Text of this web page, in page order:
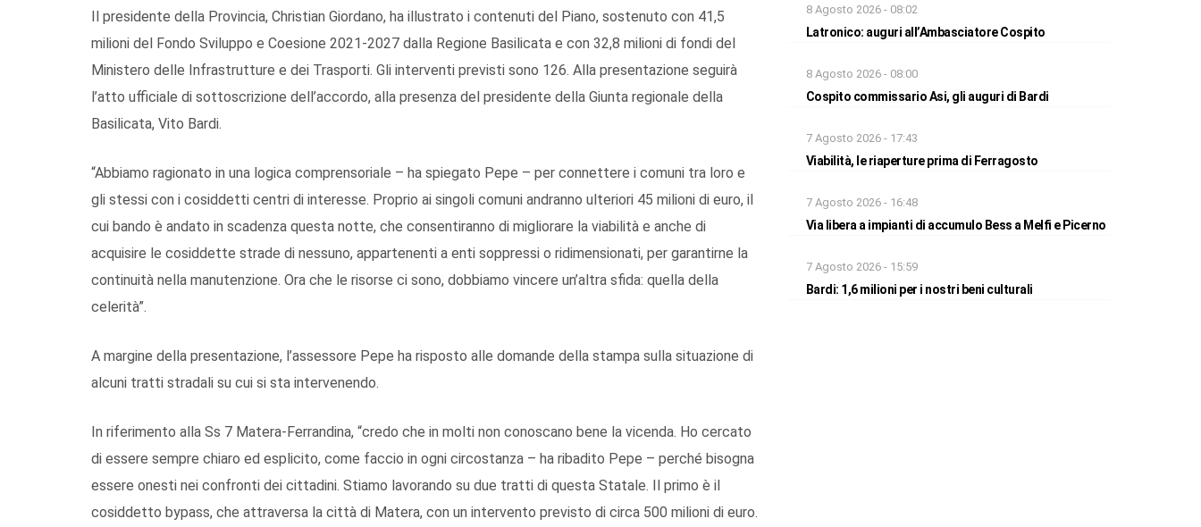
Il presidente della Provincia, Christian Giordano, ha illustrato i contenuti del Piano, sostenuto con 41,5
milioni del Fondo Sviluppo e Coesione 2021-2027 dalla Regione Basilicata e con 32,8 milioni di fondi del
Ministero delle Infrastrutture e dei Trasporti. Gli interventi previsti sono 126. Alla presentazione seguirà
l’atto ufficiale di sottoscrizione dell’accordo, alla presenza del presidente della Giunta regionale della
Basilicata, Vito Bardi.
“Abbiamo ragionato in una logica comprensoriale – ha spiegato Pepe – per connettere i comuni tra loro e
gli stessi con i cosiddetti centri di interesse. Proprio ai singoli comuni andranno ulteriori 45 milioni di euro, il
cui bando è andato in scadenza questa notte, che consentiranno di migliorare la viabilità e anche di
acquisire le cosiddette strade di nessuno, appartenenti a enti soppressi o ridimensionati, per garantirne la
continuità nella manutenzione. Ora che le risorse ci sono, dobbiamo vincere un’altra sfida: quella della
celerità”.
A margine della presentazione, l’assessore Pepe ha risposto alle domande della stampa sulla situazione di
alcuni tratti stradali su cui si sta intervenendo.
In riferimento alla Ss 7 Matera-Ferrandina, “credo che in molti non conoscano bene la vicenda. Ho cercato
di essere sempre chiaro ed esplicito, come faccio in ogni circostanza – ha ribadito Pepe – perché bisogna
essere onesti nei confronti dei cittadini. Stiamo lavorando su due tratti di questa Statale. Il primo è il
cosiddetto bypass, che attraversa la città di Matera, con un intervento previsto di circa 500 milioni di euro.
8 Agosto 2026 - 08:02
Latronico: auguri all’Ambasciatore Cospito
8 Agosto 2026 - 08:00
Cospito commissario Asi, gli auguri di Bardi
7 Agosto 2026 - 17:43
Viabilità, le riaperture prima di Ferragosto
7 Agosto 2026 - 16:48
Via libera a impianti di accumulo Bess a Melfi e Picerno
7 Agosto 2026 - 15:59
Bardi: 1,6 milioni per i nostri beni culturali